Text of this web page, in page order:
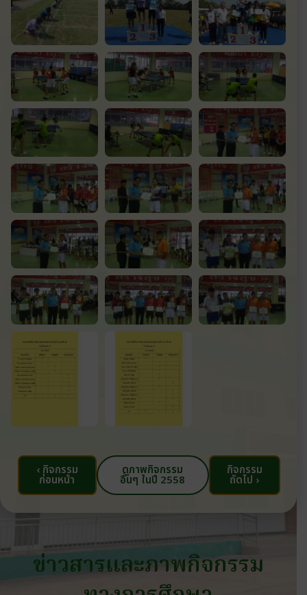
‹ กิจกรรม
ก่อนหน้า
ดูภาพกิจกรรม
อื่นๆ ในปี 2558
กิจกรรม
ถัดไป ›
ข่าวสารและภาพกิจกรรม